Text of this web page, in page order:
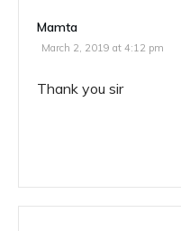
Mamta
March 2, 2019 at 4:12 pm
Thank you sir